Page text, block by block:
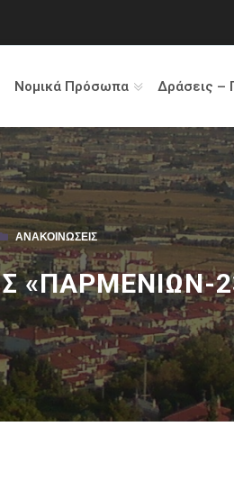
Νομικά Πρόσωπα Δράσεις –
ΑΝΑΚΟΙΝΏΣΕΙΣ
«ΠΑΡΜΕΝΙΩΝ-